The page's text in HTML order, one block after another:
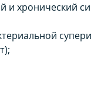
и хронический